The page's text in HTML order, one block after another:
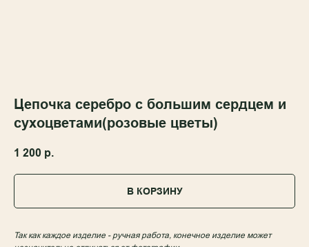
Цепочка серебро с большим сердцем и
сухоцветами(розовые цветы)
1 200 р.
В КОРЗИНУ
Так как каждое изделие - ручная работа, конечное изделие может